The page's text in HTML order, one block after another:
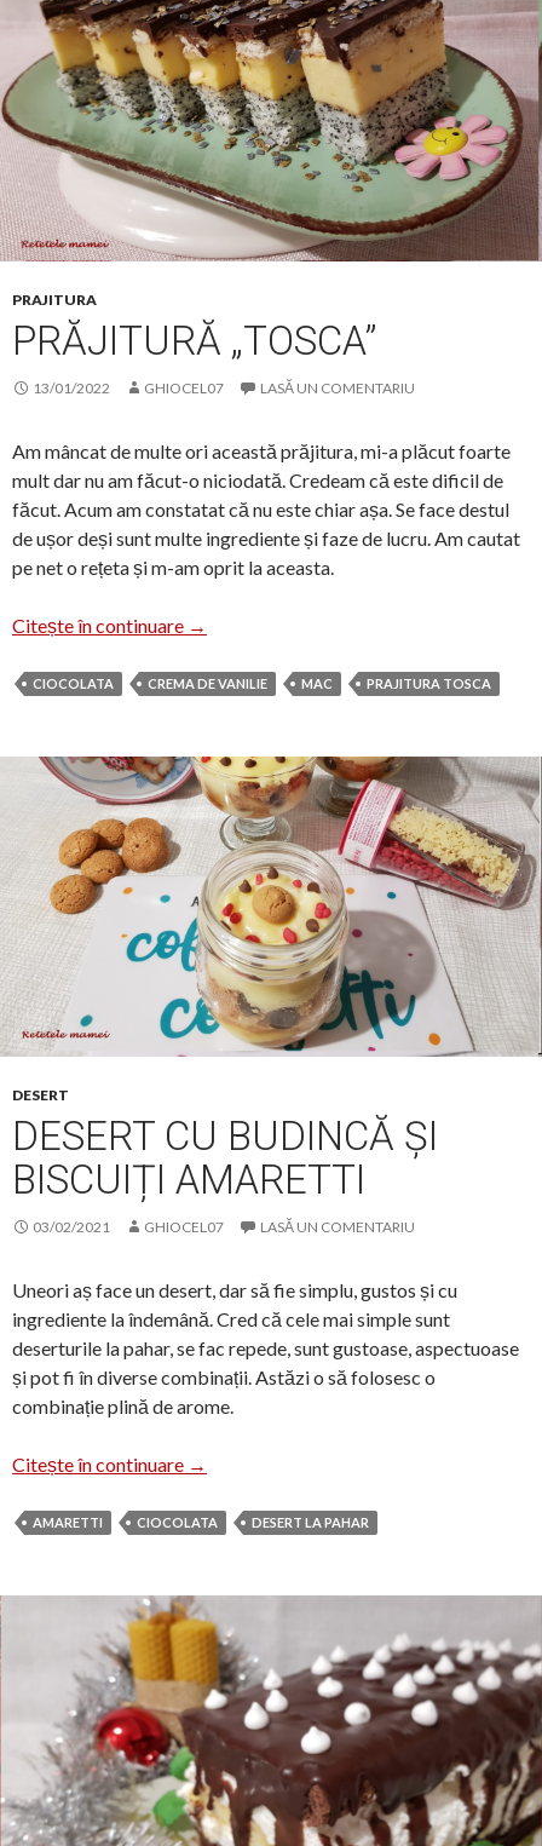
PRAJITURA
PRĂJITURĂ „TOSCA”
13/01/2022 GHIOCEL07 LASĂ UN COMENTARIU
Am mâncat de multe ori această prăjitura, mi-a plăcut foarte
mult dar nu am făcut-o niciodată. Credeam că este dificil de
făcut. Acum am constatat că nu este chiar așa. Se face destul
de ușor deși sunt multe ingrediente și faze de lucru. Am cautat
pe net o rețeta și m-am oprit la aceasta.
Citește în continuare Prăjitură „Tosca”
→
CIOCOLATA CREMA DE VANILIE MAC PRAJITURA TOSCA
DESERT
DESERT CU BUDINCĂ ȘI
BISCUIȚI AMARETTI
03/02/2021 GHIOCEL07 LASĂ UN COMENTARIU
Uneori aș face un desert, dar să fie simplu, gustos și cu
ingrediente la îndemână. Cred că cele mai simple sunt
deserturile la pahar, se fac repede, sunt gustoase, aspectuoase
și pot fi în diverse combinații. Astăzi o să folosesc o
combinație plină de arome.
Citește în continuare Desert cu budincă și biscuiți amaretti
→
AMARETTI CIOCOLATA DESERT LA PAHAR